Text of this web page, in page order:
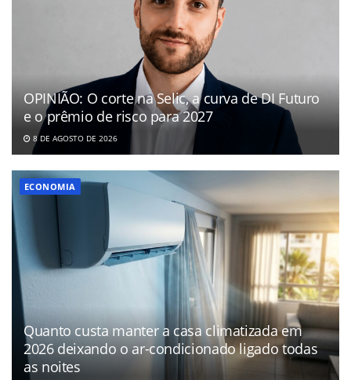
OPINIÃO: O corte na Selic, a curva de DI Futuro
e o prêmio de risco para 2027
8 DE AGOSTO DE 2026
ECONOMIA
Quanto custa manter a casa climatizada em
2026 deixando o ar-condicionado ligado todas
as noites